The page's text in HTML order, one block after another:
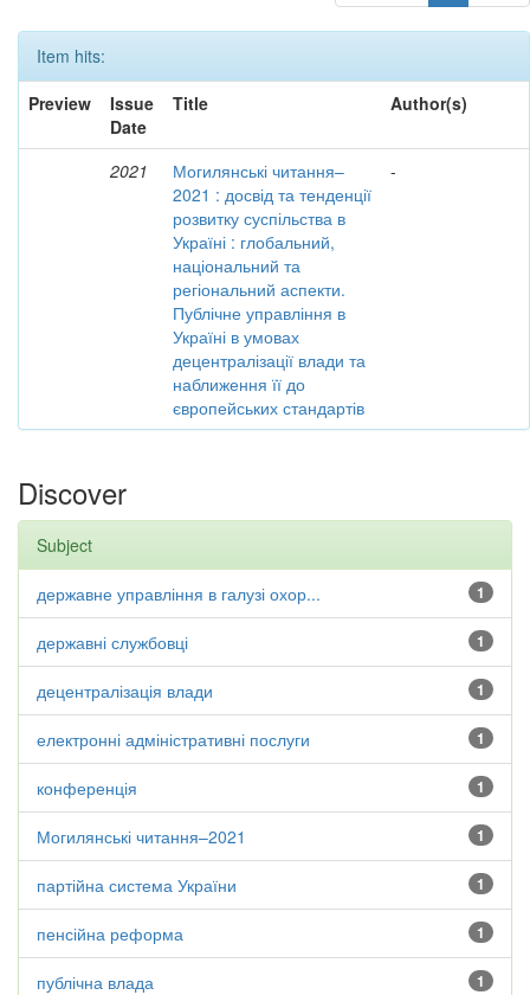
Item hits:
Preview
Issue
Date
Title Author(s)
2021
Могилянські читання–
2021 : досвід та тенденції
розвитку суспільства в
Україні : глобальний,
національний та
регіональний аспекти.
Публічне управління в
Україні в умовах
децентралізації влади та
наближення її до
європейських стандартів
-
Discover
Subject
1
державне управління в галузі охор...
1
державні службовці
1
децентралізація влади
1
електронні адміністративні послуги
1
конференція
1
Могилянські читання–2021
1
партійна система України
1
пенсійна реформа
1
публічна влада